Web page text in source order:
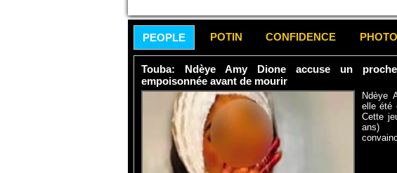
PEOPLE POTIN CONFIDENCE
Touba: Ndèye Amy Dione accuse un
empoisonnée avant de mourir
Ndèye
elle été
Cette